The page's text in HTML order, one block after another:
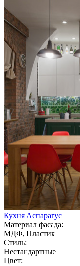
Кухня Аспарагус
Материал фасада:
МДФ, Пластик
Стиль:
Нестандартные
Цвет: